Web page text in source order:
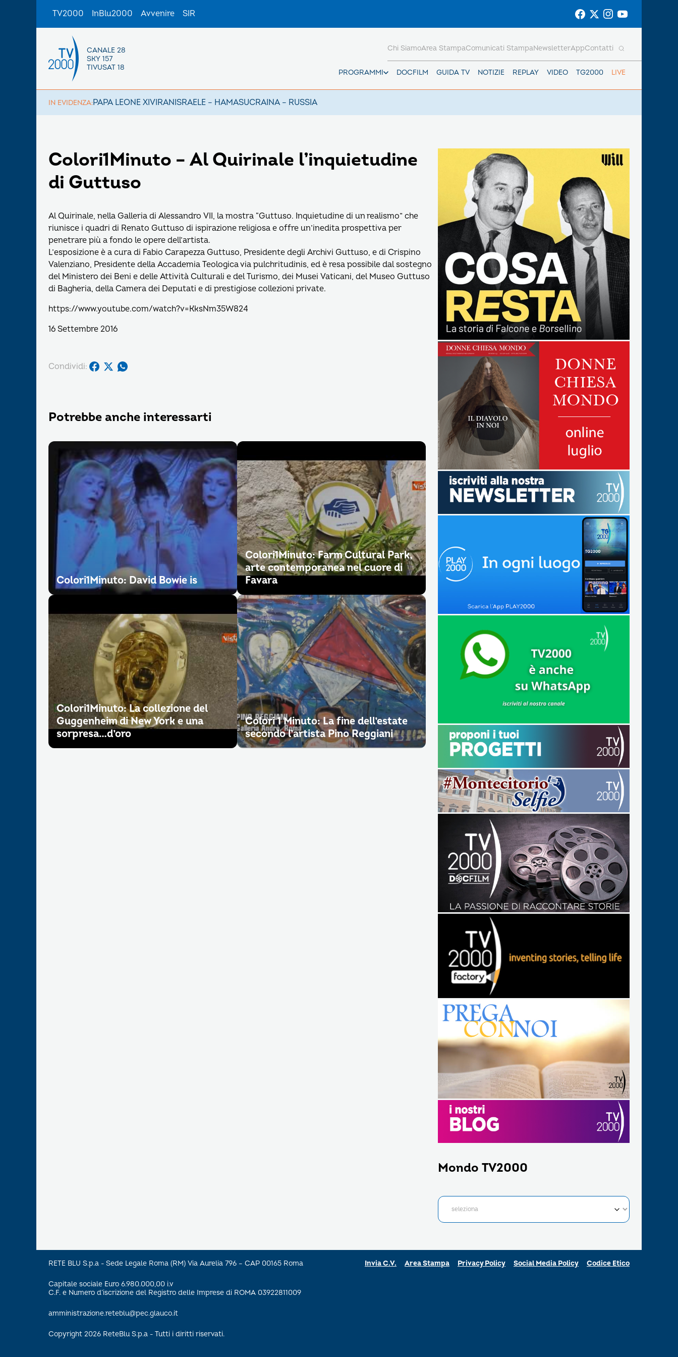
TV2000 InBlu2000 Avvenire SIR
CANALE 28
SKY 157
TIVUSAT 18
PROGRAMMI DOCFILM GUIDA TV NOTIZIE REPLAY VIDEO TG2000 LIVE
Chi SiamoArea StampaComunicati StampaNewsletterAppContatti
IN EVIDENZA:PAPA LEONE XIVIRANISRAELE – HAMASUCRAINA – RUSSIA
Colori1Minuto – Al Quirinale l’inquietudine
di Guttuso
Al Quirinale, nella Galleria di Alessandro VII, la mostra “Guttuso. Inquietudine di un realismo” che
riunisce i quadri di Renato Guttuso di ispirazione religiosa e offre un’inedita prospettiva per
penetrare più a fondo le opere dell’artista.
L’esposizione è a cura di Fabio Carapezza Guttuso, Presidente degli Archivi Guttuso, e di Crispino
Valenziano, Presidente della Accademia Teologica via pulchritudinis, ed è resa possibile dal sostegno
del Ministero dei Beni e delle Attività Culturali e del Turismo, dei Musei Vaticani, del Museo Guttuso
di Bagheria, della Camera dei Deputati e di prestigiose collezioni private.
https://www.youtube.com/watch?v=KksNm35W824
16 Settembre 2016
Condividi:
Potrebbe anche interessarti
Colori1Minuto: David Bowie is
Colori1Minuto: Farm Cultural Park,
arte contemporanea nel cuore di
Favara
Colori1Minuto: La collezione del
Guggenheim di New York e una
sorpresa…d’oro
Colori 1 Minuto: La fine dell’estate
secondo l’artista Pino Reggiani
Mondo TV2000
RETE BLU S.p.a - Sede Legale Roma (RM) Via Aurelia 796 – CAP 00165 Roma
Capitale sociale Euro 6.980.000,00 i.v
C.F. e Numero d’iscrizione del Registro delle Imprese di ROMA 03922811009
amministrazione.reteblu@pec.glauco.it
Copyright 2026 ReteBlu S.p.a - Tutti i diritti riservati.
Invia C.V. Area Stampa Privacy Policy Social Media Policy Codice Etico